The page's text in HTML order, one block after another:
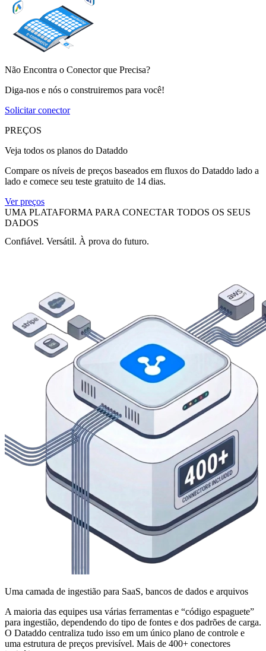
Não Encontra o Conector que Precisa?
Diga-nos e nós o construiremos para você!
Solicitar conector
PREÇOS
Veja todos os planos do Dataddo
Compare os níveis de preços baseados em fluxos do Dataddo lado a
lado e comece seu teste gratuito de 14 dias.
Ver preços
UMA PLATAFORMA PARA CONECTAR TODOS OS SEUS
DADOS
Confiável. Versátil. À prova do futuro.
Uma camada de ingestião para SaaS, bancos de dados e arquivos
A maioria das equipes usa várias ferramentas e “código espaguete”
para ingestião, dependendo do tipo de fontes e dos padrões de carga.
O Dataddo centraliza tudo isso em um único plano de controle e
uma estrutura de preços previsível. Mais de 400+ conectores